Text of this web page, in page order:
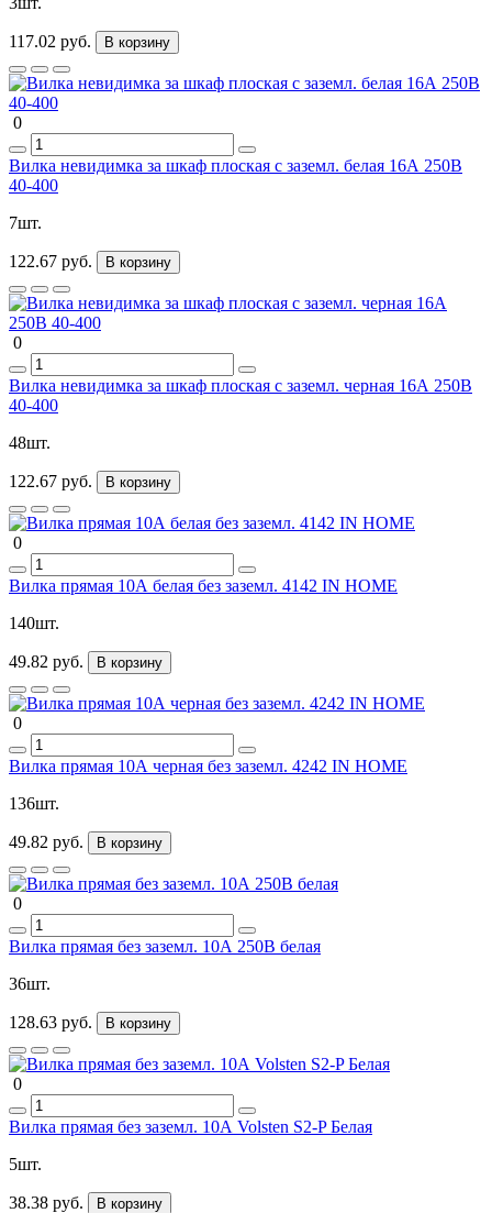
117.02 руб. В корзину
0
Вилка невидимка за шкаф плоская с заземл. белая 16А 250В
40-400
7шт.
122.67 руб. В корзину
0
Вилка невидимка за шкаф плоская с заземл. черная 16А 250В
40-400
48шт.
122.67 руб. В корзину
0
Вилка прямая 10А белая без заземл. 4142 IN HOME
140шт.
49.82 руб. В корзину
0
Вилка прямая 10А черная без заземл. 4242 IN HOME
136шт.
49.82 руб. В корзину
0
Вилка прямая без заземл. 10А 250В белая
36шт.
128.63 руб. В корзину
0
Вилка прямая без заземл. 10А Volsten S2-P Белая
5шт.
38.38 руб. В корзину